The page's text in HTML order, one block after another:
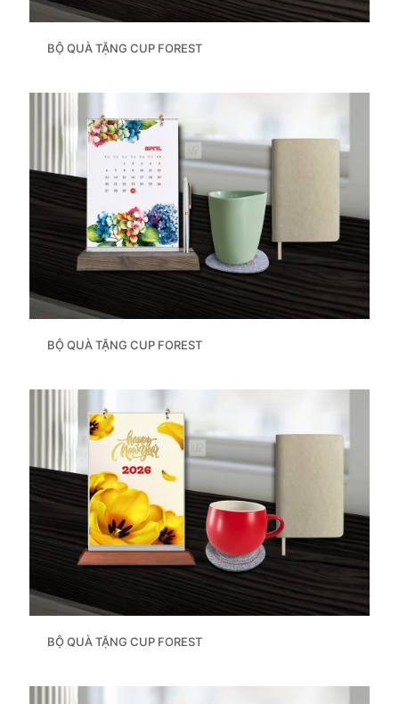
BỘ QUÀ TẶNG CUP FOREST
BỘ QUÀ TẶNG CUP FOREST
BỘ QUÀ TẶNG CUP FOREST